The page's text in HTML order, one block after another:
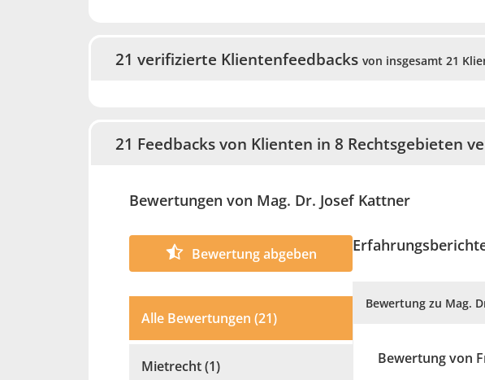
21 verifizierte Klientenfeedbacks von insgesamt 21
21 Feedbacks von Klienten in 8 Rechtsgebieten
Bewertungen von Mag. Dr. Josef Kattner
Bewertung abgeben
Alle Bewertungen (21)
Mietrecht (1)
Bewertung zu Mag.
Bewertung von